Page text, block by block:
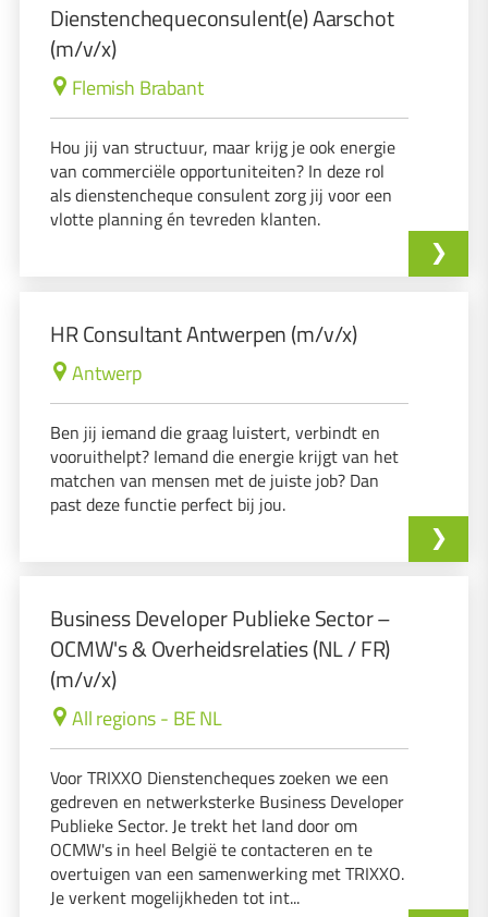
Dienstenchequeconsulent(e) Aarschot
(m/v/x)
Flemish Brabant
Hou jij van structuur, maar krijg je ook energie
van commerciële opportuniteiten? In deze rol
als dienstencheque consulent zorg jij voor een
vlotte planning én tevreden klanten.
HR Consultant Antwerpen (m/v/x)
Antwerp
Ben jij iemand die graag luistert, verbindt en
vooruithelpt? Iemand die energie krijgt van het
matchen van mensen met de juiste job? Dan
past deze functie perfect bij jou.
Business Developer Publieke Sector –
OCMW's & Overheidsrelaties (NL / FR)
(m/v/x)
All regions - BE NL
Voor TRIXXO Dienstencheques zoeken we een
gedreven en netwerksterke Business Developer
Publieke Sector. Je trekt het land door om
OCMW's in heel België te contacteren en te
overtuigen van een samenwerking met TRIXXO.
Je verkent mogelijkheden tot int...